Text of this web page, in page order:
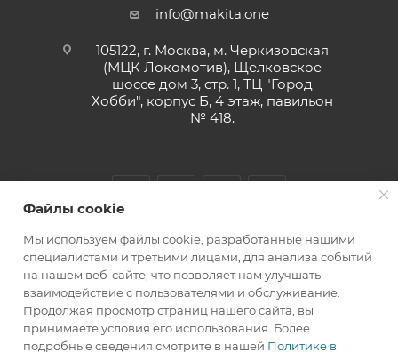
info@makita.one
105122, г. Москва, м. Черкизовская
(МЦК Локомотив), Щелковское
шоссе дом 3, стр. 1, ТЦ "Город
Хобби", корпус Б, 4 этаж, павильон
№ 418.
MAKITA.ONE 2010-2026 © ООО "МАРКЕТ ТРЕЙДИНГ"
Файлы cookie
Мы используем файлы cookie, разработанные нашими
специалистами и третьими лицами, для анализа событий
на нашем веб-сайте, что позволяет нам улучшать
взаимодействие с пользователями и обслуживание.
Продолжая просмотр страниц нашего сайта, вы
принимаете условия его использования. Более
подробные сведения смотрите в нашей Политике в